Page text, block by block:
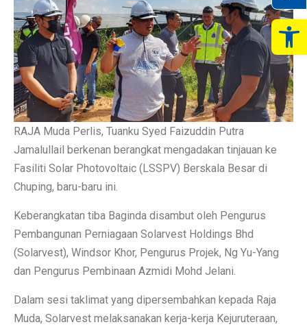
RAJA Muda Perlis, Tuanku Syed Faizuddin Putra
Jamalullail berkenan berangkat mengadakan tinjauan ke
Fasiliti Solar Photovoltaic (LSSPV) Berskala Besar di
Chuping, baru-baru ini.
Keberangkatan tiba Baginda disambut oleh Pengurus
Pembangunan Perniagaan Solarvest Holdings Bhd
(Solarvest), Windsor Khor, Pengurus Projek, Ng Yu-Yang
dan Pengurus Pembinaan Azmidi Mohd Jelani.
Dalam sesi taklimat yang dipersembahkan kepada Raja
Muda, Solarvest melaksanakan kerja-kerja Kejuruteraan,